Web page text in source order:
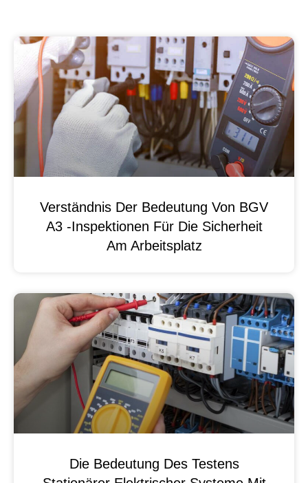
Verständnis Der Bedeutung Von BGV
A3 -Inspektionen Für Die Sicherheit
Am Arbeitsplatz
Die Bedeutung Des Testens